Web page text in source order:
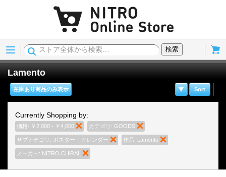
Menu
検索
Lamento
Sort
在庫あり商品のみ表示
Currently Shopping by:
価格: ￥2,000 - ￥4,000 商品の削除
カテゴリ: GOODS
サブカテゴリ: ポスター・カレンダー 商品の削除
作品: Lamento
メーカー: NITRO CHiRAL